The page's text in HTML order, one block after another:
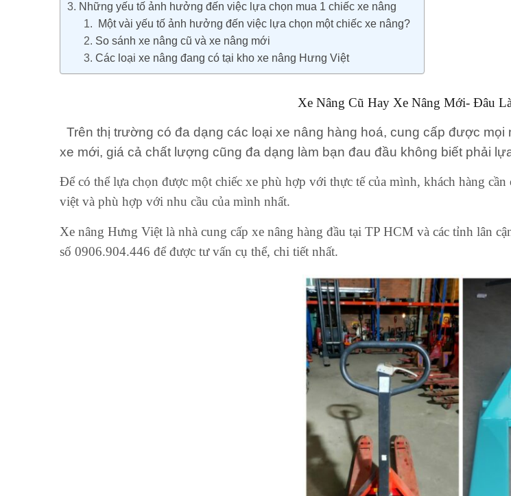
Những yếu tố ảnh hưởng đến việc lựa chọn mua 1 chiếc xe nâng
Một vài yếu tố ảnh hưởng đến việc lựa chọn một chiếc xe nâng?
So sánh xe nâng cũ và xe nâng mới
Các loại xe nâng đang có tại kho xe nâng Hưng Việt
Xe Nâng Cũ Hay Xe Nâng Mới- Đâu
Trên thị trường có đa dạng các loại xe nâng hàng hoá, cung cấp được
xe mới, giá cả chất lượng cũng đa dạng làm bạn đau đầu không biết phải
Để có thể lựa chọn được một chiếc xe phù hợp với thực tế của mình, khách hàng
việt và phù hợp với nhu cầu của mình nhất.
Xe nâng Hưng Việt là nhà cung cấp xe nâng hàng đầu tại TP HCM và các tỉnh lân
số 0906.904.446 để được tư vấn cụ thể, chi tiết nhất.